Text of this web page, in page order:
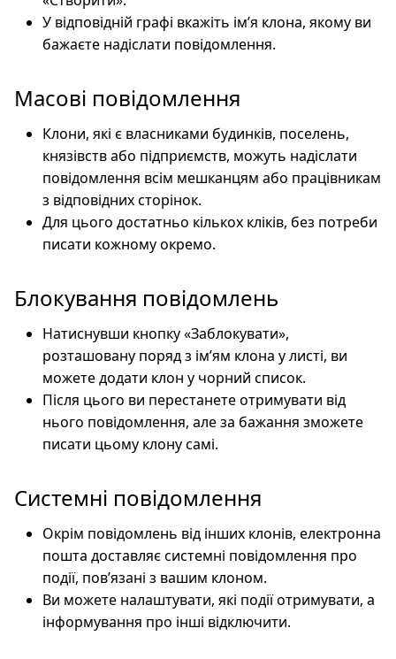
У відповідній графі вкажіть ім’я клона, якому ви
бажаєте надіслати повідомлення.
Масові повідомлення
Клони, які є власниками будинків, поселень,
князівств або підприємств, можуть надіслати
повідомлення всім мешканцям або працівникам
з відповідних сторінок.
Для цього достатньо кількох кліків, без потреби
писати кожному окремо.
Блокування повідомлень
Натиснувши кнопку «Заблокувати»,
розташовану поряд з ім’ям клона у листі, ви
можете додати клон у чорний список.
Після цього ви перестанете отримувати від
нього повідомлення, але за бажання зможете
писати цьому клону самі.
Системні повідомлення
Окрім повідомлень від інших клонів, електронна
пошта доставляє системні повідомлення про
події, пов’язані з вашим клоном.
Ви можете налаштувати, які події отримувати, а
інформування про інші відключити.